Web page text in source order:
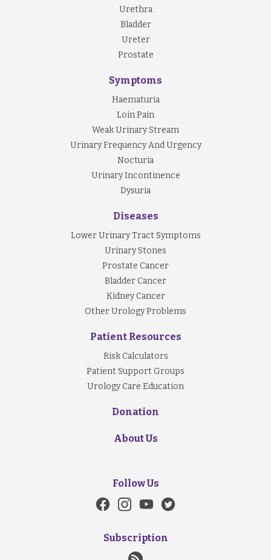
Urethra
Bladder
Ureter
Prostate
Symptoms
Haematuria
Loin Pain
Weak Urinary Stream
Urinary Frequency And Urgency
Nocturia
Urinary Incontinence
Dysuria
Diseases
Lower Urinary Tract Symptoms
Urinary Stones
Prostate Cancer
Bladder Cancer
Kidney Cancer
Other Urology Problems
Patient Resources
Risk Calculators
Patient Support Groups
Urology Care Education
Donation
About Us
Follow Us
Subscription